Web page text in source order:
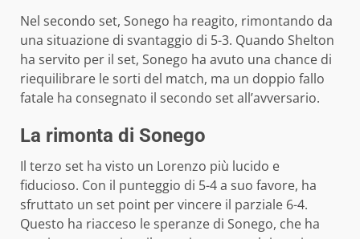
Nel secondo set, Sonego ha reagito, rimontando da
una situazione di svantaggio di 5-3. Quando Shelton
ha servito per il set, Sonego ha avuto una chance di
riequilibrare le sorti del match, ma un doppio fallo
fatale ha consegnato il secondo set all’avversario.
La rimonta di Sonego
Il terzo set ha visto un Lorenzo più lucido e
fiducioso. Con il punteggio di 5-4 a suo favore, ha
sfruttato un set point per vincere il parziale 6-4.
Questo ha riacceso le speranze di Sonego, che ha